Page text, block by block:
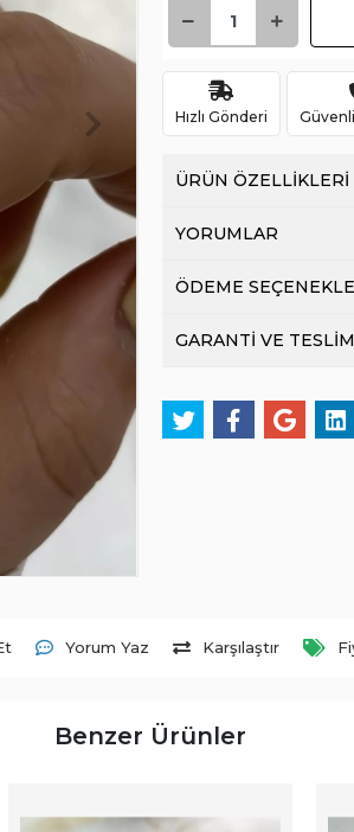
Hızlı Gönderi
ÜRÜN ÖZELLİKLERİ
YORUMLAR
ÖDEME
GARANTİ VE
Yorum Yaz Karşılaştır
Benzer Ürünler